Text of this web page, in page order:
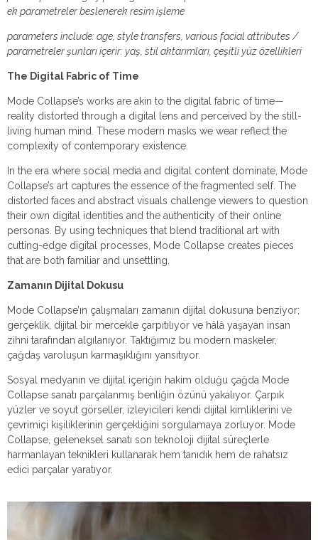
ek parametreler beslenerek resim işleme
parameters include: age, style transfers, various facial attributes /
parametreler şunları içerir: yaş, stil aktarımları, çeşitli yüz özellikleri
The Digital Fabric of Time
Mode Collapse’s works are akin to the digital fabric of time—
reality distorted through a digital lens and perceived by the still-
living human mind. These modern masks we wear reflect the
complexity of contemporary existence.
In the era where social media and digital content dominate, Mode
Collapse’s art captures the essence of the fragmented self. The
distorted faces and abstract visuals challenge viewers to question
their own digital identities and the authenticity of their online
personas. By using techniques that blend traditional art with
cutting-edge digital processes, Mode Collapse creates pieces
that are both familiar and unsettling.
Zamanın Dijital Dokusu
Mode Collapse’ın çalışmaları zamanın dijital dokusuna benziyor;
gerçeklik, dijital bir mercekle çarpıtılıyor ve hâlâ yaşayan insan
zihni tarafından algılanıyor. Taktığımız bu modern maskeler,
çağdaş varoluşun karmaşıklığını yansıtıyor.
Sosyal medyanın ve dijital içeriğin hakim olduğu çağda Mode
Collapse sanatı parçalanmış benliğin özünü yakalıyor. Çarpık
yüzler ve soyut görseller, izleyicileri kendi dijital kimliklerini ve
çevrimiçi kişiliklerinin gerçekliğini sorgulamaya zorluyor. Mode
Collapse, geleneksel sanatı son teknoloji dijital süreçlerle
harmanlayan teknikleri kullanarak hem tanıdık hem de rahatsız
edici parçalar yaratıyor.